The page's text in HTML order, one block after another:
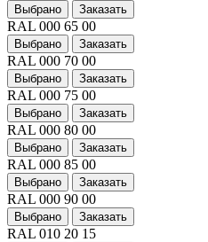
Выбрано Заказать
RAL 000 65 00
Выбрано Заказать
RAL 000 70 00
Выбрано Заказать
RAL 000 75 00
Выбрано Заказать
RAL 000 80 00
Выбрано Заказать
RAL 000 85 00
Выбрано Заказать
RAL 000 90 00
Выбрано Заказать
RAL 010 20 15